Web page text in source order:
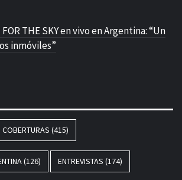
FOR THE SKY en vivo en Argentina: “Un
inmóviles”
COBERTURAS (415)
(126) ENTREVISTAS (174)